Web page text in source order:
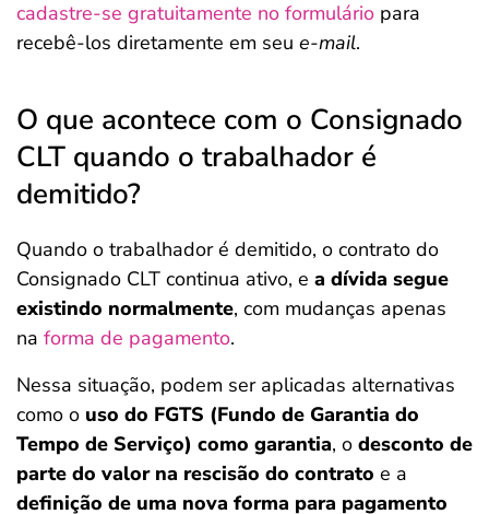
cadastre-se gratuitamente no formulário para
recebê-los diretamente em seu e-mail.
O que acontece com o Consignado
CLT quando o trabalhador é
demitido?
Quando o trabalhador é demitido, o contrato do
Consignado CLT continua ativo, e a dívida segue
existindo normalmente, com mudanças apenas
na forma de pagamento.
Nessa situação, podem ser aplicadas alternativas
como o uso do FGTS (Fundo de Garantia do
Tempo de Serviço) como garantia, o desconto de
parte do valor na rescisão do contrato e a
definição de uma nova forma para pagamento